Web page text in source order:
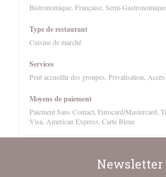
Bistronomique, Française, Semi-Gastronomique
Type de restaurant
Cuisine de marché
Services
Peut accueillir des groupes, Privatisation,
Moyens de paiement
Paiement Sans Contact, Eurocard/Mastercard,
Visa, American Express, Carte Bleue
Newsletter